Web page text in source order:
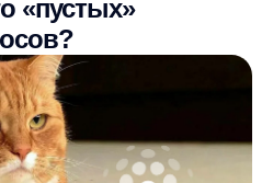
многообразны, но все
—
или
стандартного